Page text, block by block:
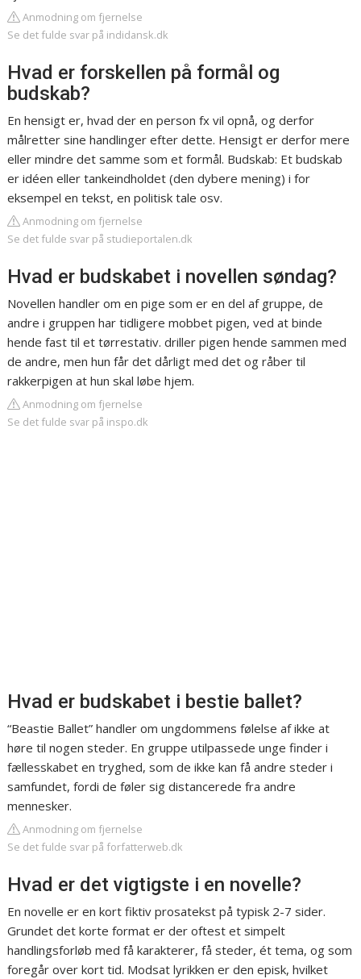
Anmodning om fjernelse
Se det fulde svar på indidansk.dk
Hvad er forskellen på formål og
budskab?
En hensigt er, hvad der en person fx vil opnå, og derfor
målretter sine handlinger efter dette. Hensigt er derfor mere
eller mindre det samme som et formål. Budskab: Et budskab
er idéen eller tankeindholdet (den dybere mening) i for
eksempel en tekst, en politisk tale osv.
Anmodning om fjernelse
Se det fulde svar på studieportalen.dk
Hvad er budskabet i novellen søndag?
Novellen handler om en pige som er en del af gruppe, de
andre i gruppen har tidligere mobbet pigen, ved at binde
hende fast til et tørrestativ. driller pigen hende sammen med
de andre, men hun får det dårligt med det og råber til
rakkerpigen at hun skal løbe hjem.
Anmodning om fjernelse
Se det fulde svar på inspo.dk
Hvad er budskabet i bestie ballet?
“Beastie Ballet” handler om ungdommens følelse af ikke at
høre til nogen steder. En gruppe utilpassede unge finder i
fællesskabet en tryghed, som de ikke kan få andre steder i
samfundet, fordi de føler sig distancerede fra andre
mennesker.
Anmodning om fjernelse
Se det fulde svar på forfatterweb.dk
Hvad er det vigtigste i en novelle?
En novelle er en kort fiktiv prosatekst på typisk 2-7 sider.
Grundet det korte format er der oftest et simpelt
handlingsforløb med få karakterer, få steder, ét tema, og som
foregår over kort tid. Modsat lyrikken er den episk, hvilket